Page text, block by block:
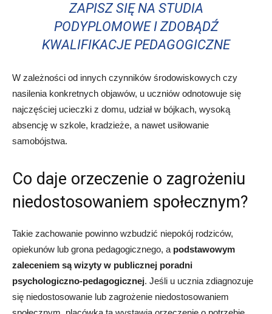
ZAPISZ SIĘ NA STUDIA
PODYPLOMOWE I ZDOBĄDŹ
KWALIFIKACJE PEDAGOGICZNE
W zależności od innych czynników środowiskowych czy
nasilenia konkretnych objawów, u uczniów odnotowuje się
najczęściej ucieczki z domu, udział w bójkach, wysoką
absencję w szkole, kradzieże, a nawet usiłowanie
samobójstwa.
Co daje orzeczenie o zagrożeniu
niedostosowaniem społecznym?
Takie zachowanie powinno wzbudzić niepokój rodziców,
opiekunów lub grona pedagogicznego, a podstawowym
zaleceniem są wizyty w publicznej poradni
psychologiczno-pedagogicznej. Jeśli u ucznia zdiagnozuje
się niedostosowanie lub zagrożenie niedostosowaniem